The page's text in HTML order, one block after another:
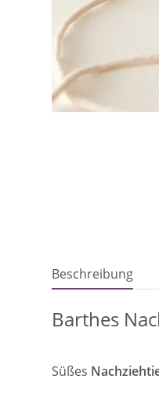
Beschreibung
Barthes
Süßes